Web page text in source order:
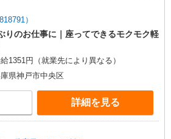
）
りのお仕事に｜座ってできるモクモク軽
1351円（就業先により異なる）
県神戸市中央区
詳細を見る